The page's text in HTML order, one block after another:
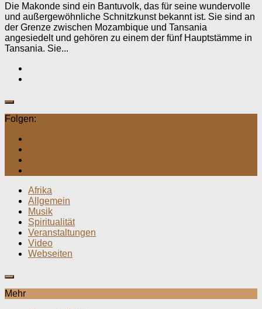
Die Makonde sind ein Bantuvolk, das für seine wundervolle
und außergewöhnliche Schnitzkunst bekannt ist. Sie sind an
der Grenze zwischen Mozambique und Tansania
angesiedelt und gehören zu einem der fünf Hauptstämme in
Tansania. Sie...
Folgen:
Afrika
Allgemein
Musik
Spiritualität
Veranstaltungen
Video
Webseiten
Mehr